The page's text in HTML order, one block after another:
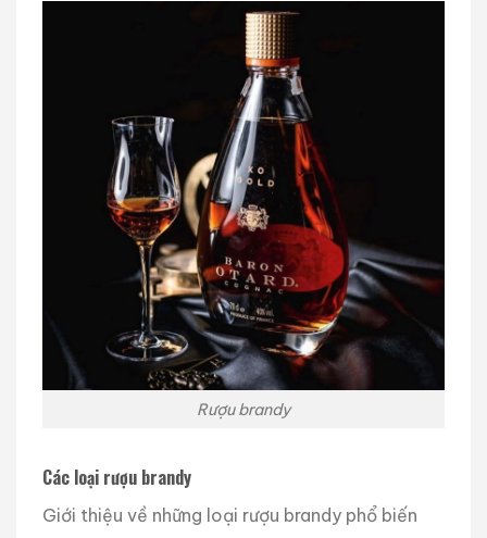
Rượu brandy
Các loại rượu brandy
Giới thiệu về những loại rượu brandy phổ biến